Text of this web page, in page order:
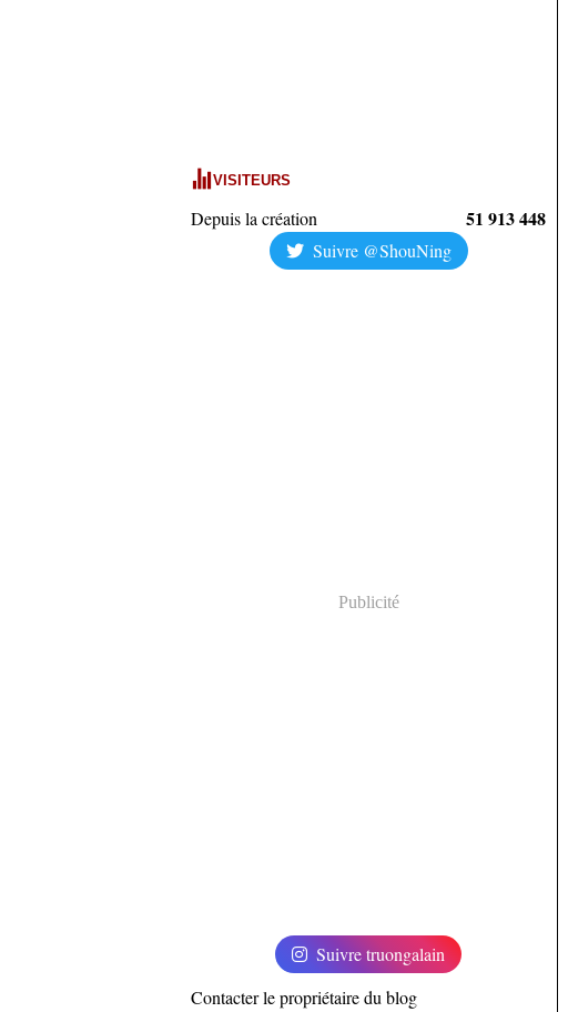
VISITEURS
Depuis la création 51 913 448
Suivre @ShouNing
Publicité
Suivre truongalain
Contacter le propriétaire du blog